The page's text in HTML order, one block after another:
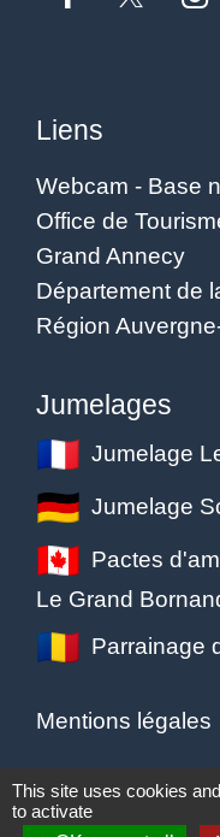
Liens
Webcam - Base
Office de
Grand Annecy
Département de
Région
Jumelages
Jumelage
Jumelage
Pactes
Le Grand
Parrainage
Mentions légales
This site uses cookies
to activate